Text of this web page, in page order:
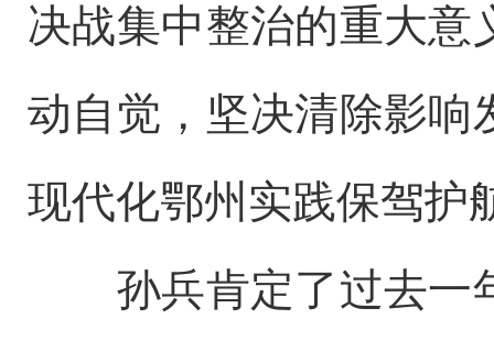
决战集中整治的重大
动自觉，坚决清除影响
现代化鄂州实践保驾护
孙兵肯定了过去一